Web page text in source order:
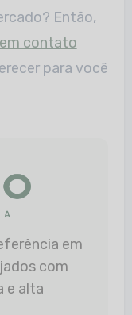
Então,
contato
para você
com
e alta